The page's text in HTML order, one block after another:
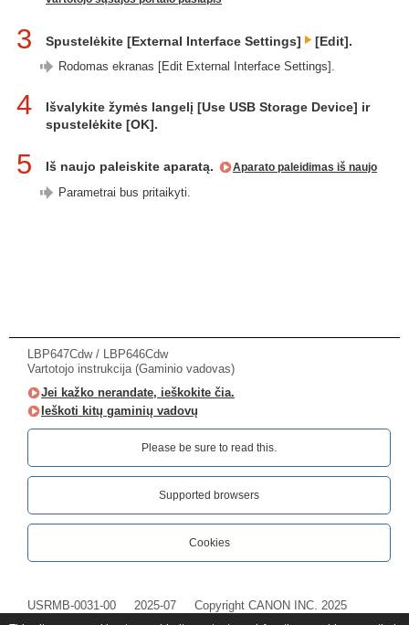
3 Spustelėkite [External Interface Settings] [Edit].
Rodomas ekranas [Edit External Interface Settings].
4
Išvalykite žymės langelį [Use USB Storage Device] ir
spustelėkite [OK].
5 Iš naujo paleiskite aparatą. Aparato paleidimas iš naujo
Parametrai bus pritaikyti.
LBP647Cdw / LBP646Cdw
Vartotojo instrukcija (Gaminio vadovas)
Jei kažko nerandate, ieškokite čia.
Ieškoti kitų gaminių vadovų
Please be sure to read this.‎
Supported browsers
Cookies
USRMB-0031-00 2025-07 Copyright CANON INC. 2025